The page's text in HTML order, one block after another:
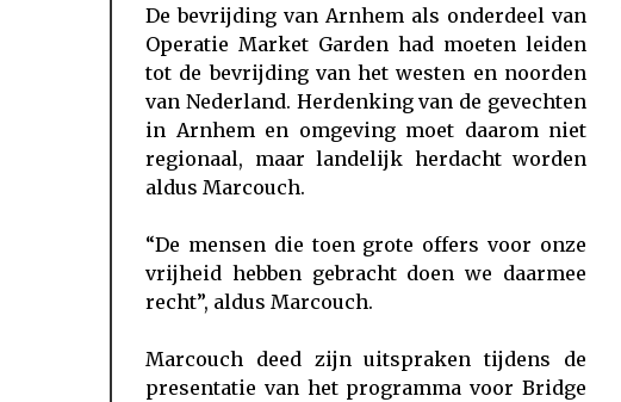
De bevrijding van Arnhem als onderdeel van
Operatie Market Garden had moeten leiden
tot de bevrijding van het westen en noorden
van Nederland. Herdenking van de gevechten
in Arnhem en omgeving moet daarom niet
regionaal, maar landelijk herdacht worden
aldus Marcouch.
“De mensen die toen grote offers voor onze
vrijheid hebben gebracht doen we daarmee
recht”, aldus Marcouch.
Marcouch deed zijn uitspraken tijdens de
presentatie van het programma voor Bridge